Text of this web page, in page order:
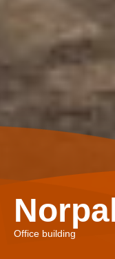
Office building